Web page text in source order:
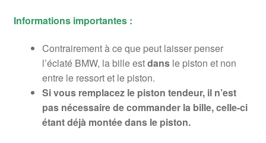
Informations importantes :
Contrairement à ce que peut laisser penser
l’éclaté BMW, la bille estdansle piston et non
entre le ressort et le piston.
Si vous remplacez le piston tendeur, il n’est
pas nécessaire de commander la bille, celle-ci
étant déjà montée dans le piston.